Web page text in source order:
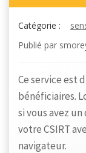
Catégorie :
Publié par
Ce service est
bénéficiaires.
si vous avez
votre CSIRT
navigateur.